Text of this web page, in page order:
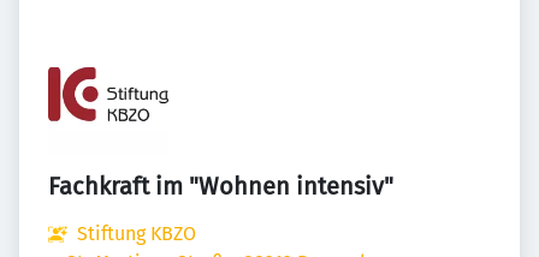
Fachkraft im "Wohnen intensiv"
Stiftung KBZO